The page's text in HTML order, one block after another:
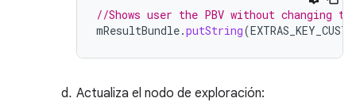
//Shows user the PBV without changing
mResultBundle.putString(
Actualiza el nodo de exploración: